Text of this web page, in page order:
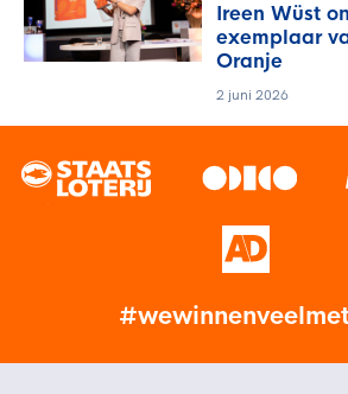
Ireen Wüst
exemplaar
Oranje
2 juni 2026